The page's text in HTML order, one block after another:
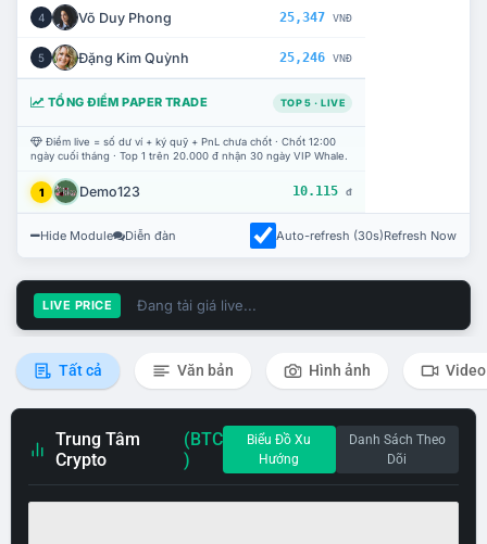
4 Võ Duy Phong 25,347 VNĐ
5 Đặng Kim Quỳnh 25,246 VNĐ
TỔNG ĐIỂM PAPER TRADE TOP 5 · LIVE
Điểm live = số dư ví + ký quỹ + PnL chưa chốt · Chốt 12:00
ngày cuối tháng · Top 1 trên 20.000 đ nhận 30 ngày VIP Whale.
1 Demo123 10.115 đ
Hide Module Diễn đàn Auto-refresh (30s)Refresh Now
LIVE PRICE Đang tải giá live...
Tất cả Văn bản Hình ảnh Video
Trung Tâm
Crypto
(BTC
)
Biểu Đồ Xu
Hướng
Danh Sách Theo
Dõi